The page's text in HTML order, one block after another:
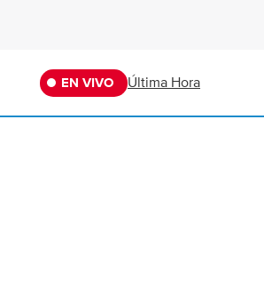
EN VIVO Última Hora